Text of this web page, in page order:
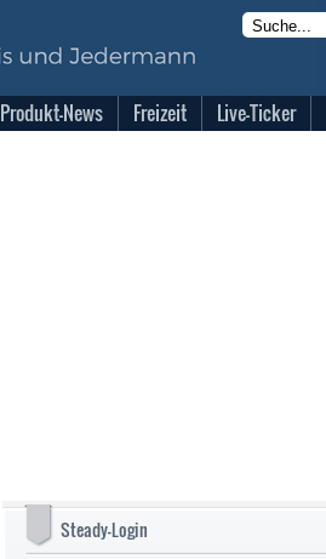
Produkt-News Freizeit Live-Ticker
Steady-Login